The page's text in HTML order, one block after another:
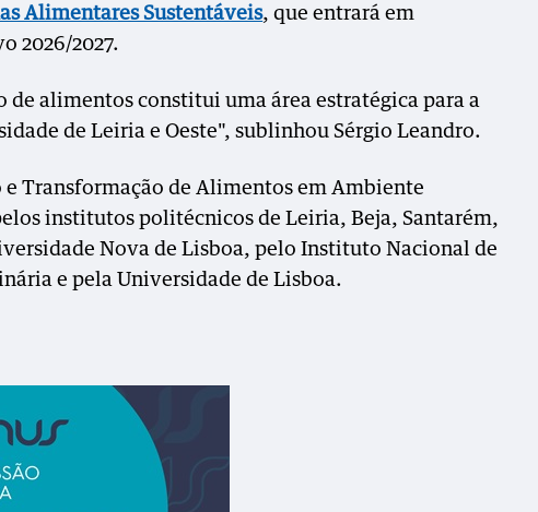
Alimentares Sustentáveis, que entrará em
2026/2027.
de alimentos constitui uma área estratégica para a
de Leiria e Oeste", sublinhou Sérgio Leandro.
e Transformação de Alimentos em Ambiente
institutos politécnicos de Leiria, Beja, Santarém,
Nova de Lisboa, pelo Instituto Nacional de
e pela Universidade de Lisboa.